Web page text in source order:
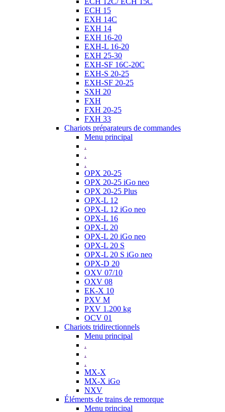
ECH 15
EXH 14C
EXH 14
EXH 16-20
EXH-L 16-20
EXH 25-30
EXH-SF 16C-20C
EXH-S 20-25
EXH-SF 20-25
SXH 20
FXH
FXH 20-25
FXH 33
Chariots préparateurs de commandes
Menu principal
.
.
.
OPX 20-25
OPX 20-25 iGo neo
OPX 20-25 Plus
OPX-L 12
OPX-L 12 iGo neo
OPX-L 16
OPX-L 20
OPX-L 20 iGo neo
OPX-L 20 S
OPX-L 20 S iGo neo
OPX-D 20
OXV 07/10
OXV 08
EK-X 10
PXV M
PXV 1.200 kg
OCV 01
Chariots tridirectionnels
Menu principal
.
.
.
MX-X
MX-X iGo
NXV
Éléments de trains de remorque
Menu principal